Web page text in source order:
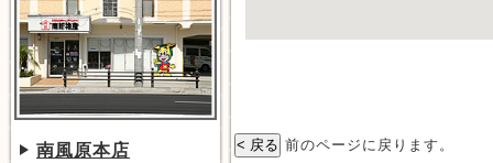
前のページに戻ります。
南風原本店